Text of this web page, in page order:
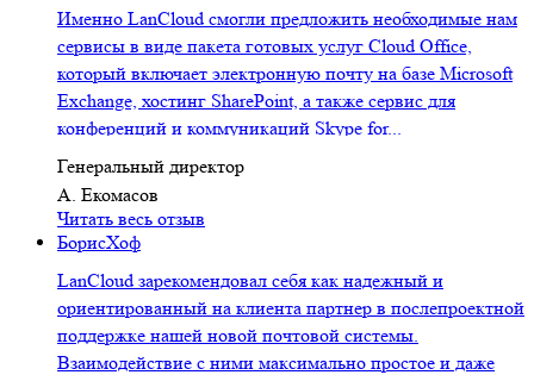
Именно LanCloud смогли предложить необходимые нам
сервисы в виде пакета готовых услуг Cloud Office,
который включает электронную почту на базе Microsoft
Exchange, хостинг SharePoint, а также сервис для
конференций и коммуникаций Skype for...
Генеральный директор
А. Екомасов
Читать весь отзыв
БорисХоф
LanCloud зарекомендовал себя как надежный и
ориентированный на клиента партнер в послепроектной
поддержке нашей новой почтовой системы.
Взаимодействие с ними максимально простое и даже